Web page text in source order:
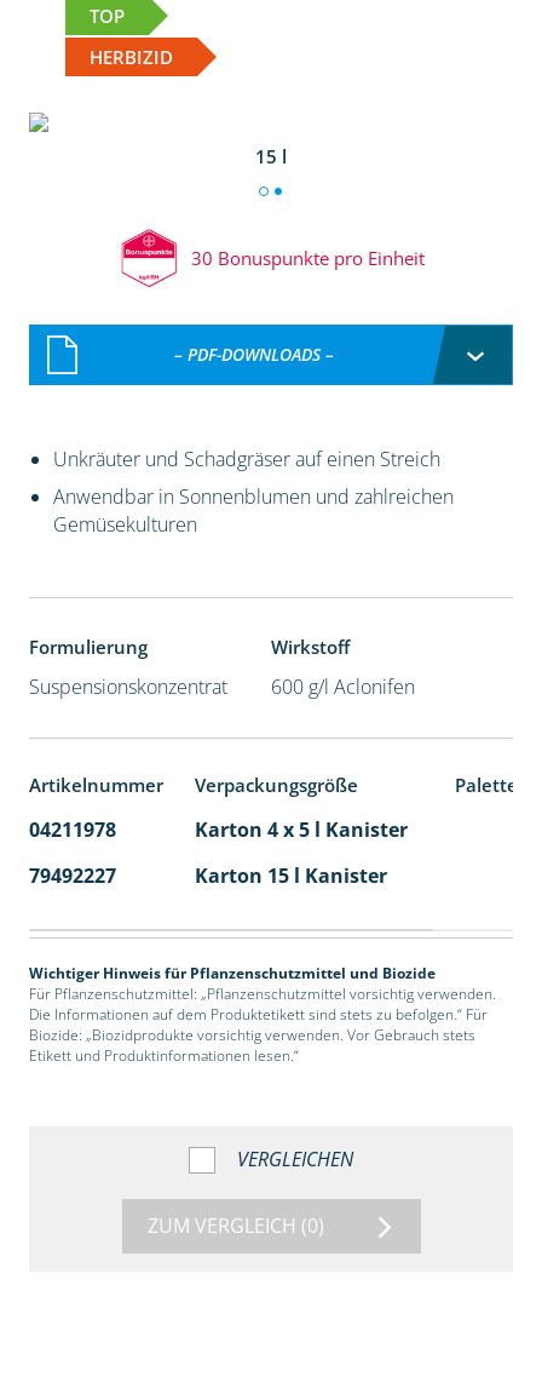
TOP
HERBIZID
15 l
30 Bonuspunkte pro Einheit
– PDF-DOWNLOADS –
Unkräuter und Schadgräser auf einen Streich
Anwendbar in Sonnenblumen und zahlreichen
Gemüsekulturen
Formulierung
Suspensionskonzentrat
Wirkstoff
600 g/l Aclonifen
Artikelnummer Verpackungsgröße
04211978 Karton 4 x 5 l Kanister
79492227
Karton 15 l Kanister
Wichtiger Hinweis für Pflanzenschutzmittel und Biozide
Für Pflanzenschutzmittel: „Pflanzenschutzmittel vorsichtig verwenden.
Die Informationen auf dem Produktetikett sind stets zu befolgen.“ Für
Biozide: „Biozidprodukte vorsichtig verwenden. Vor Gebrauch stets
Etikett und Produktinformationen lesen.“
VERGLEICHEN
ZUM VERGLEICH (0)